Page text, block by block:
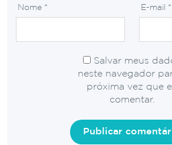
Nome * E-mail *
Salvar meus
neste navegador
próxima vez que
comentar.